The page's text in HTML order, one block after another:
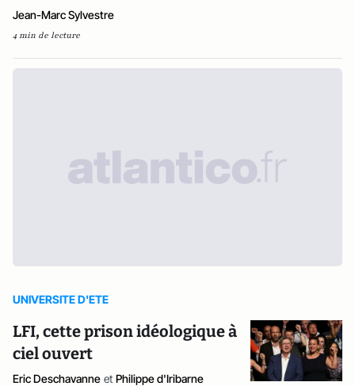
Jean-Marc Sylvestre
4 min de lecture
UNIVERSITE D'ETE
LFI, cette prison idéologique à
ciel ouvert
Eric Deschavanne et Philippe d'Iribarne